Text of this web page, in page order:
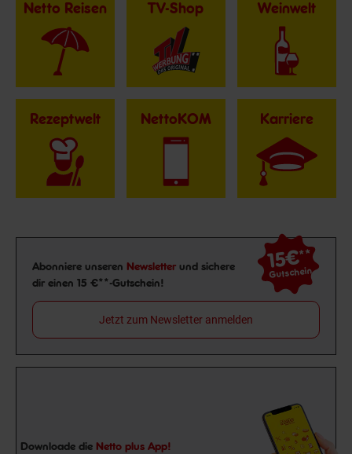
Netto Reisen TV-Shop Weinwelt
Rezeptwelt NettoKOM Karriere
Newsletter Anmeldung
Abonniere unseren Newsletter und sichere
dir einen 15 €**-Gutschein!
15€**
Gutschein
Jetzt zum Newsletter anmelden
Downloade die Netto plus App!